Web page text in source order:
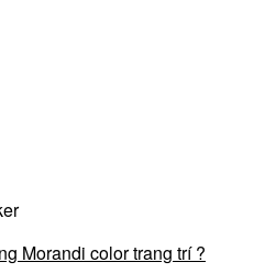
Morandi color trang trí ?